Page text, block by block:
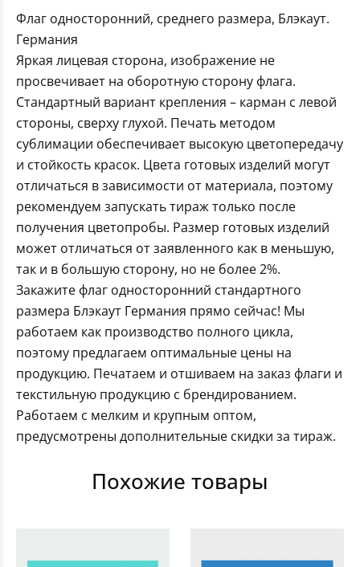
Флаг односторонний, среднего размера, Блэкаут.
Германия
Яркая лицевая сторона, изображение не
просвечивает на оборотную сторону флага.
Стандартный вариант крепления – карман с левой
стороны, сверху глухой. Печать методом
сублимации обеспечивает высокую цветопередачу
и стойкость красок. Цвета готовых изделий могут
отличаться в зависимости от материала, поэтому
рекомендуем запускать тираж только после
получения цветопробы. Размер готовых изделий
может отличаться от заявленного как в меньшую,
так и в большую сторону, но не более 2%.
Закажите флаг односторонний стандартного
размера Блэкаут Германия прямо сейчас! Мы
работаем как производство полного цикла,
поэтому предлагаем оптимальные цены на
продукцию. Печатаем и отшиваем на заказ флаги и
текстильную продукцию с брендированием.
Работаем с мелким и крупным оптом,
предусмотрены дополнительные скидки за тираж.
Похожие товары